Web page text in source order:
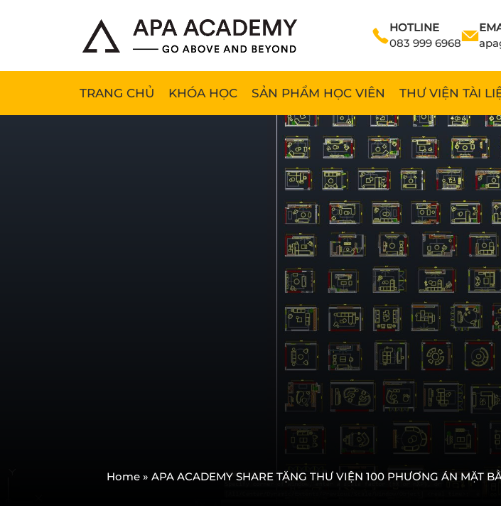
HOTLINE
083 999 6968
TRANG CHỦ KHÓA HỌC SẢN PHẨM HỌC VIÊN THƯ VIỆN TÀI
Home » APA ACADEMY SHARE TẶNG THƯ VIỆN 100 PHƯƠNG ÁN MẶT